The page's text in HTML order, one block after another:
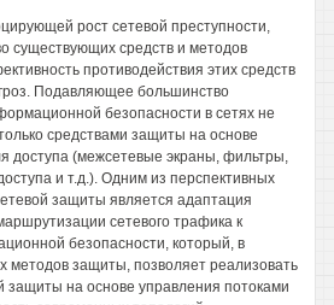
рост сетевой преступности,
существующих средств и методов
противодействия этих средств
Подавляющее большинство
безопасности в сетях не
средствами защиты на основе
доступа (межсетевые экраны, фильтры,
и т.д.). Одним из перспективных
защиты является адаптация
сетевого трафика к
безопасности, который, в
методов защиты, позволяет реализовать
на основе управления потоками